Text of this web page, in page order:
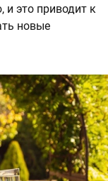
и это приводит к
новые